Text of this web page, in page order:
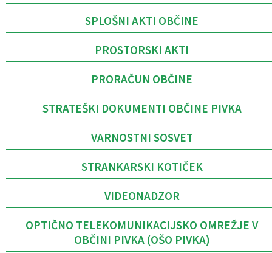
SPLOŠNI AKTI OBČINE
PROSTORSKI AKTI
PRORAČUN OBČINE
STRATEŠKI DOKUMENTI OBČINE PIVKA
VARNOSTNI SOSVET
STRANKARSKI KOTIČEK
VIDEONADZOR
OPTIČNO TELEKOMUNIKACIJSKO OMREŽJE V
OBČINI PIVKA (OŠO PIVKA)